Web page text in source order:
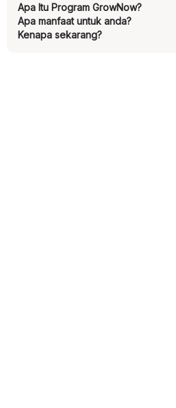
Apa Itu Program GrowNow?
Apa manfaat untuk anda?
Kenapa sekarang?